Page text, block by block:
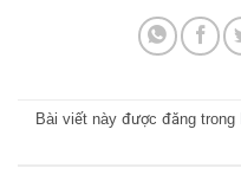
Bài viết này được đăng trong